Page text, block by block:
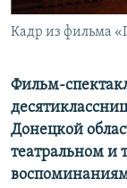
КТАТ
Кадр из фильма
Фильм-
Донецкой
театральном и